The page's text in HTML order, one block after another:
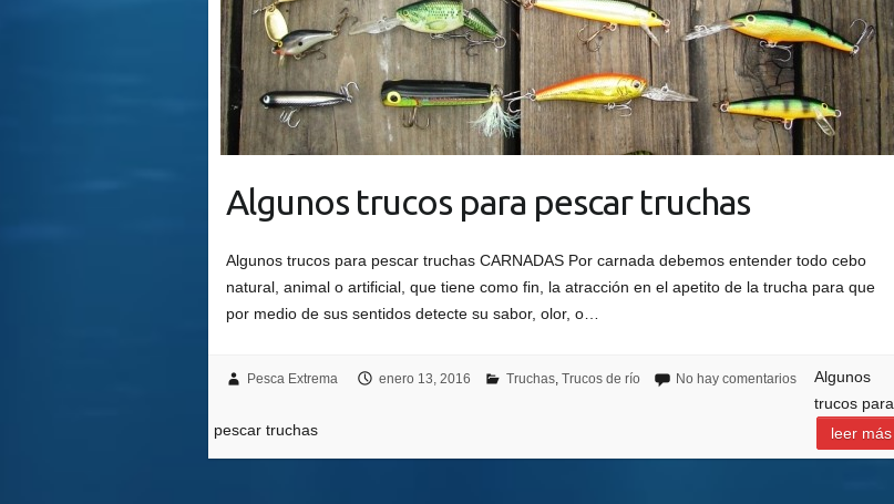
Algunos trucos para pescar truchas
Algunos trucos para pescar truchas CARNADAS Por carnada debemos entender todo cebo
natural, animal o artificial, que tiene como fin, la atracción en el apetito de la trucha para que
por medio de sus sentidos detecte su sabor, olor, o…
Pesca Extrema enero 13, 2016 Truchas, Trucos de río No hay comentarios
Algunos
trucos para
pescar truchas
leer más